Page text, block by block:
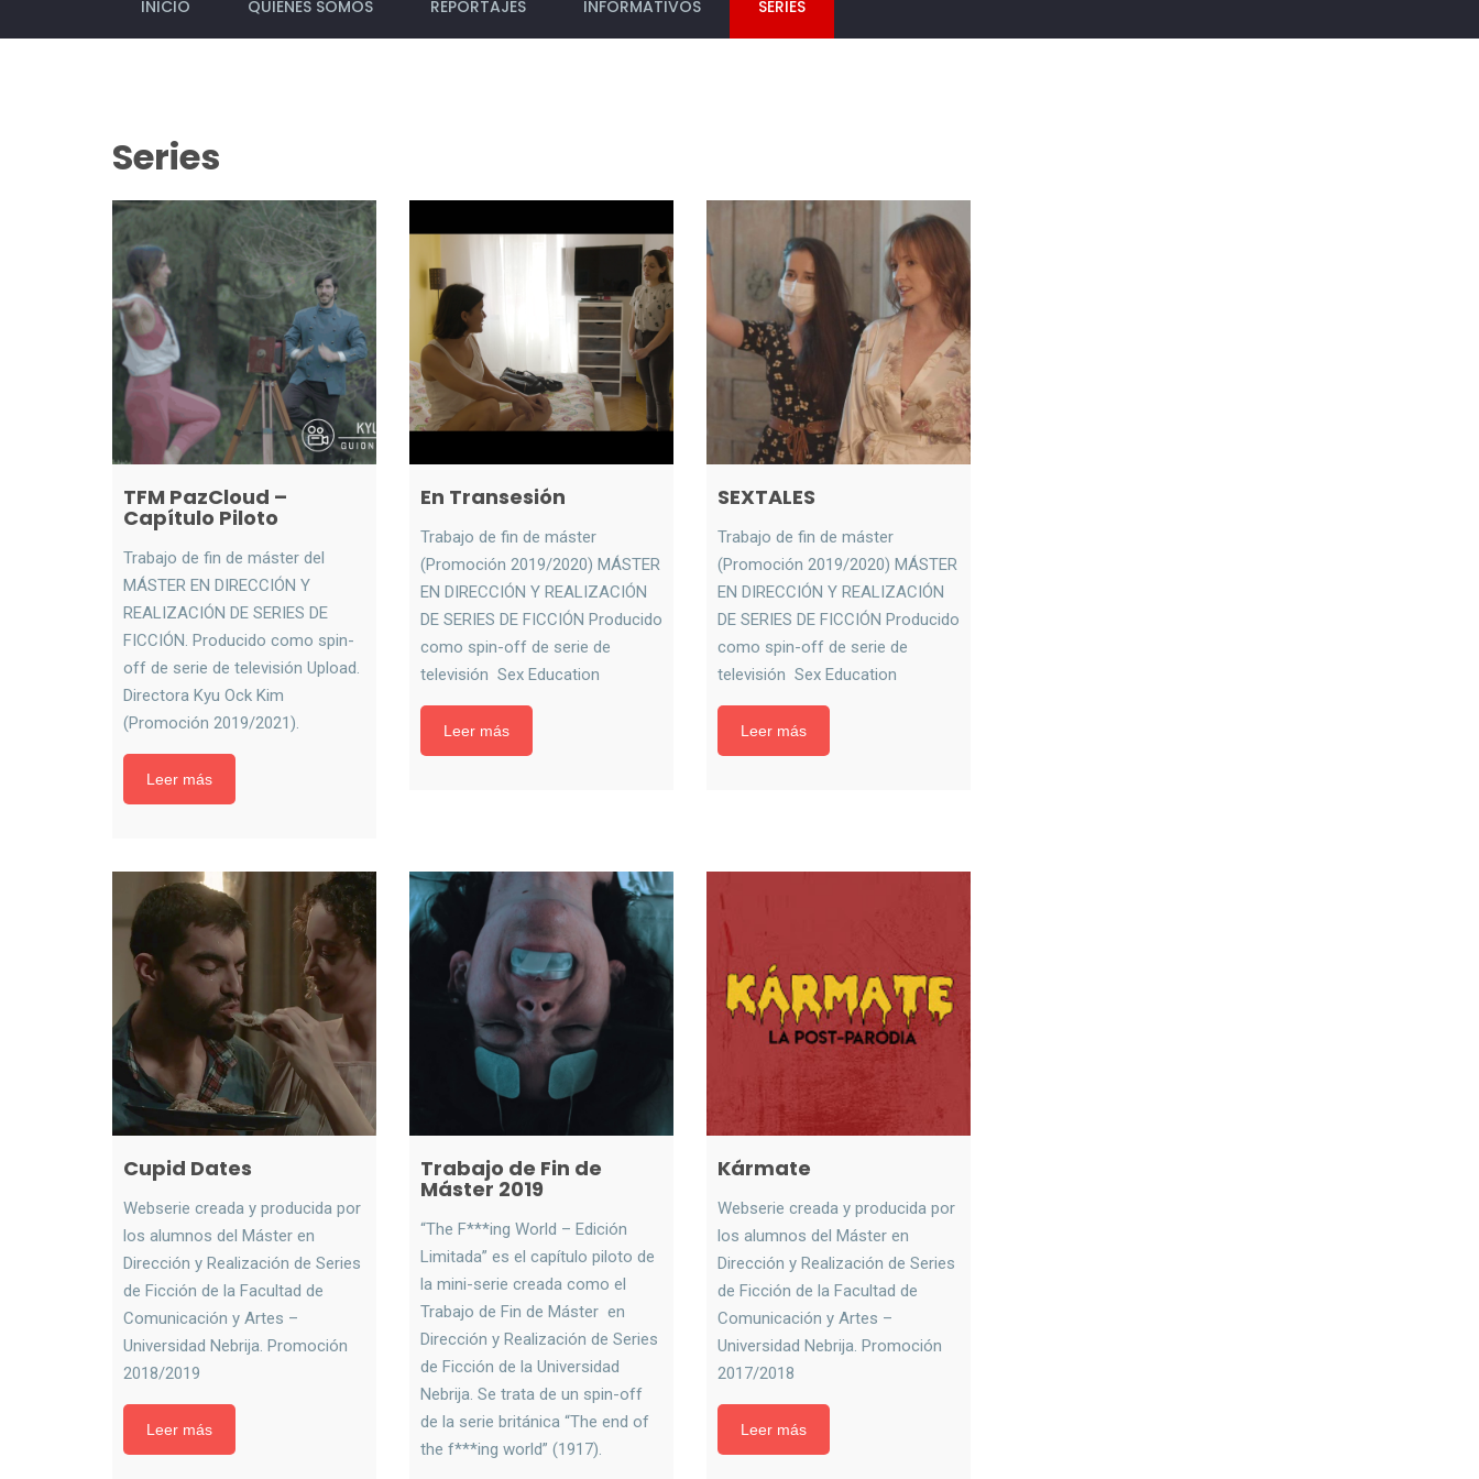
INICIO QUIENES SOMOS REPORTAJES INFORMATIVOS SERIES
Series
TFM PazCloud –
Capítulo Piloto
Trabajo de fin de máster del
MÁSTER EN DIRECCIÓN Y
REALIZACIÓN DE SERIES DE
FICCIÓN. Producido como spin-
off de serie de televisión Upload.
Directora Kyu Ock Kim
(Promoción 2019/2021).
Leer más
En Transesión
Trabajo de fin de máster
(Promoción 2019/2020) MÁSTER
EN DIRECCIÓN Y REALIZACIÓN
DE SERIES DE FICCIÓN Producido
como spin-off de serie de
televisión Sex Education
Leer más
SEXTALES
Trabajo de fin de máster
(Promoción 2019/2020) MÁSTER
EN DIRECCIÓN Y REALIZACIÓN
DE SERIES DE FICCIÓN Producido
como spin-off de serie de
televisión Sex Education
Leer más
Cupid Dates
Webserie creada y producida por
los alumnos del Máster en
Dirección y Realización de Series
de Ficción de la Facultad de
Comunicación y Artes –
Universidad Nebrija. Promoción
2018/2019
Leer más
Trabajo de Fin de
Máster 2019
“The F***ing World – Edición
Limitada” es el capítulo piloto de
la mini-serie creada como el
Trabajo de Fin de Máster en
Dirección y Realización de Series
de Ficción de la Universidad
Nebrija. Se trata de un spin-off
de la serie británica “The end of
the f***ing world” (1917).
Kármate
Webserie creada y producida por
los alumnos del Máster en
Dirección y Realización de Series
de Ficción de la Facultad de
Comunicación y Artes –
Universidad Nebrija. Promoción
2017/2018
Leer más